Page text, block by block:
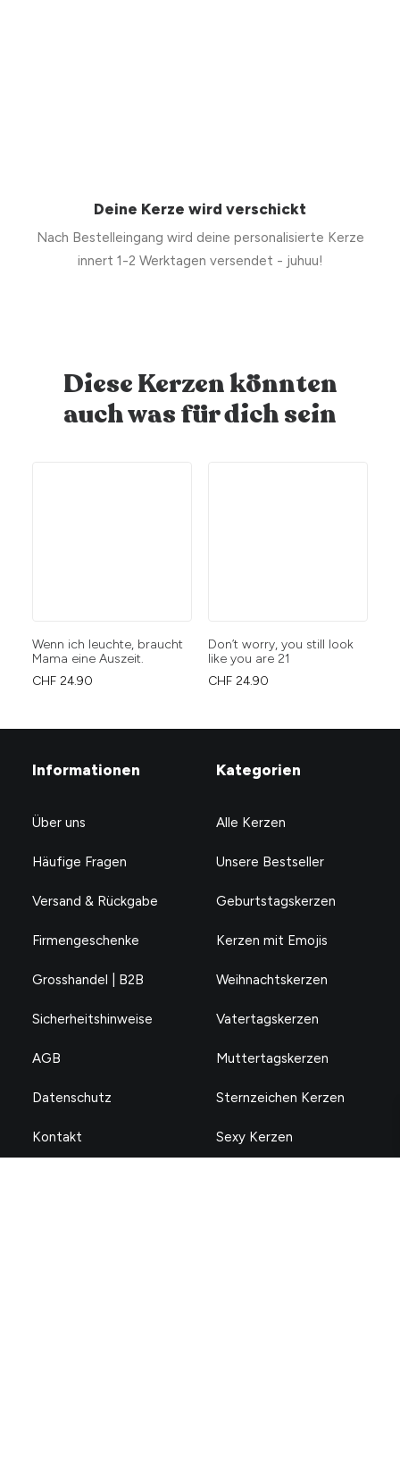
Deine Kerze wird verschickt
Nach Bestelleingang wird deine personalisierte Kerze
innert 1-2 Werktagen versendet - juhuu!
Diese Kerzen könnten
auch was für dich sein
Wenn ich leuchte, braucht
Mama eine Auszeit.
CHF 24.90
Don’t worry, you still look
like you are 21
CHF 24.90
Informationen
Über uns
Häufige Fragen
Versand & Rückgabe
Firmengeschenke
Grosshandel | B2B
Sicherheitshinweise
AGB
Datenschutz
Kontakt
Kategorien
Alle Kerzen
Unsere Bestseller
Geburtstagskerzen
Kerzen mit Emojis
Weihnachtskerzen
Vatertagskerzen
Muttertagskerzen
Sternzeichen Kerzen
Sexy Kerzen